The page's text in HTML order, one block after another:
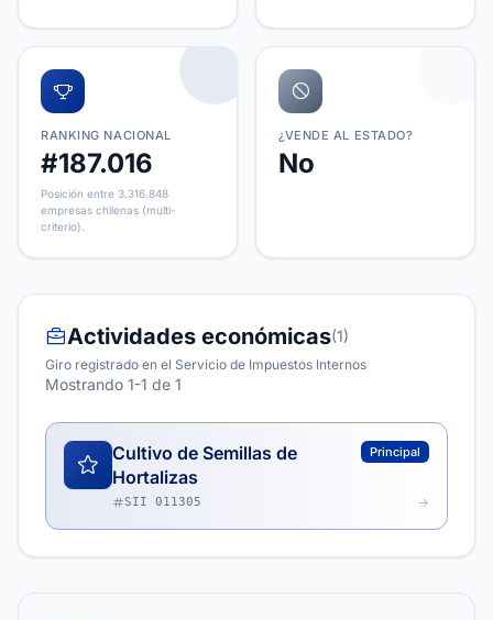
RANKING NACIONAL
#187.016
Posición entre 3.316.848
empresas chilenas (multi-
criterio).
¿VENDE AL ESTADO?
No
Actividades económicas(1)
Giro registrado en el Servicio de Impuestos Internos
Mostrando 1-1 de 1
Cultivo de Semillas de
Hortalizas
Principal
SII 011305